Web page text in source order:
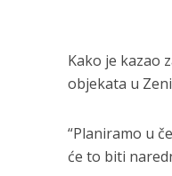
Kako je kazao
objekata u
“Planiramo u
će to biti